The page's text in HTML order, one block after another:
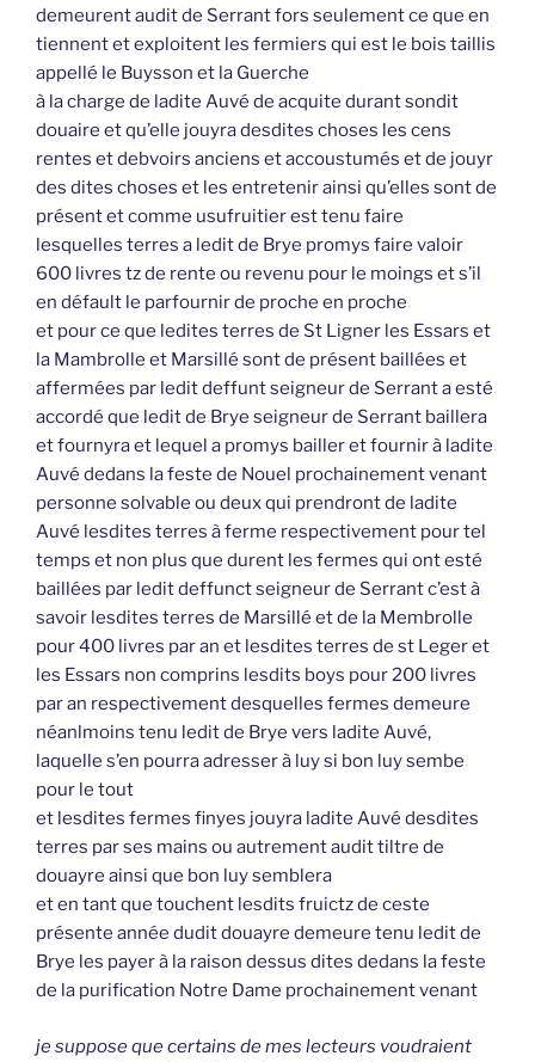
demeurent audit de Serrant fors seulement ce que en
tiennent et exploitent les fermiers qui est le bois taillis
appellé le Buysson et la Guerche
à la charge de ladite Auvé de acquite durant sondit
douaire et qu’elle jouyra desdites choses les cens
rentes et debvoirs anciens et accoustumés et de jouyr
des dites choses et les entretenir ainsi qu’elles sont de
présent et comme usufruitier est tenu faire
lesquelles terres a ledit de Brye promys faire valoir
600 livres tz de rente ou revenu pour le moings et s’il
en défault le parfournir de proche en proche
et pour ce que ledites terres de St Ligner les Essars et
la Mambrolle et Marsillé sont de présent baillées et
affermées par ledit deffunt seigneur de Serrant a esté
accordé que ledit de Brye seigneur de Serrant baillera
et fournyra et lequel a promys bailler et fournir à ladite
Auvé dedans la feste de Nouel prochainement venant
personne solvable ou deux qui prendront de ladite
Auvé lesdites terres à ferme respectivement pour tel
temps et non plus que durent les fermes qui ont esté
baillées par ledit deffunct seigneur de Serrant c’est à
savoir lesdites terres de Marsillé et de la Membrolle
pour 400 livres par an et lesdites terres de st Leger et
les Essars non comprins lesdits boys pour 200 livres
par an respectivement desquelles fermes demeure
néanlmoins tenu ledit de Brye vers ladite Auvé,
laquelle s’en pourra adresser à luy si bon luy sembe
pour le tout
et lesdites fermes finyes jouyra ladite Auvé desdites
terres par ses mains ou autrement audit tiltre de
douayre ainsi que bon luy semblera
et en tant que touchent lesdits fruictz de ceste
présente année dudit douayre demeure tenu ledit de
Brye les payer à la raison dessus dites dedans la feste
de la purification Notre Dame prochainement venant
je suppose que certains de mes lecteurs voudraient